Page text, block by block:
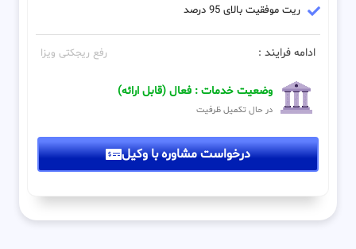
ریت موفقیت بالای 95 درصد
ادامه فرایند : رفع ریجکتی ویزا
وضعیت خدمات : فعال (قابل ارائه)
در حال تکمیل ظرفیت
درخواست مشاوره با وکیل